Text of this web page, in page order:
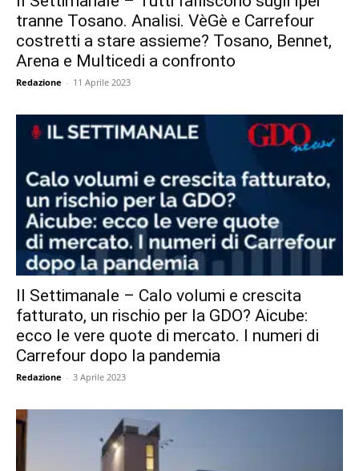
tranne Tosano. Analisi. VèGè e Carrefour
costretti a stare assieme? Tosano, Bennet,
Arena e Multicedi a confronto
Redazione - 11 Aprile 2023
Il Settimanale – Calo volumi e crescita
fatturato, un rischio per la GDO? Aicube:
ecco le vere quote di mercato. I numeri di
Carrefour dopo la pandemia
Redazione - 3 Aprile 2023